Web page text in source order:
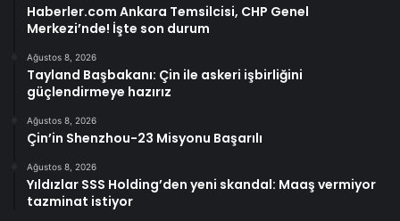
Haberler.com Ankara Temsilcisi, CHP Genel
Merkezi’nde! İşte son durum
Ağustos 8, 2026
Tayland Başbakanı: Çin ile askeri işbirliğini
güçlendirmeye hazırız
Ağustos 8, 2026
Çin’in Shenzhou-23 Misyonu Başarılı
Ağustos 8, 2026
Yıldızlar SSS Holding’den yeni skandal: Maaş vermiyor
tazminat istiyor